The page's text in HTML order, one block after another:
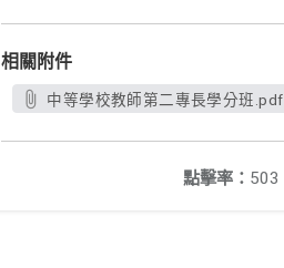
相關附件
中等學校教師第二專長學分班.pdf
點擊率： 503